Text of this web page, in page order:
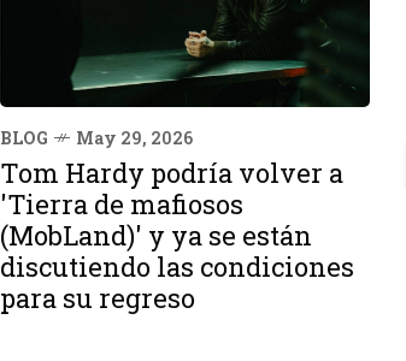
BLOG May 29, 2026
Tom Hardy podría volver a
'Tierra de mafiosos
(MobLand)' y ya se están
discutiendo las condiciones
para su regreso